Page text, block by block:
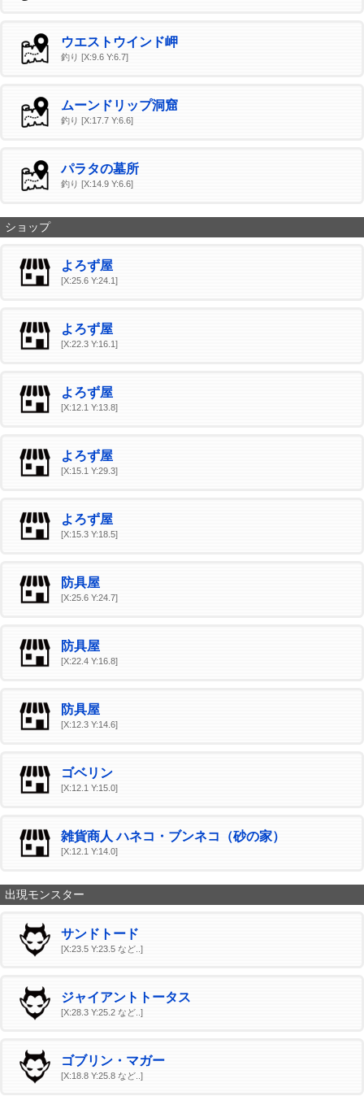
ウエストウインド岬
釣り [X:9.6 Y:6.7]
ムーンドリップ洞窟
釣り [X:17.7 Y:6.6]
パラタの墓所
釣り [X:14.9 Y:6.6]
ショップ
よろず屋
[X:25.6 Y:24.1]
よろず屋
[X:22.3 Y:16.1]
よろず屋
[X:12.1 Y:13.8]
よろず屋
[X:15.1 Y:29.3]
よろず屋
[X:15.3 Y:18.5]
防具屋
[X:25.6 Y:24.7]
防具屋
[X:22.4 Y:16.8]
防具屋
[X:12.3 Y:14.6]
ゴベリン
[X:12.1 Y:15.0]
雑貨商人 ハネコ・ブンネコ（砂の家）
[X:12.1 Y:14.0]
出現モンスター
サンドトード
[X:23.5 Y:23.5 など..]
ジャイアントトータス
[X:28.3 Y:25.2 など..]
ゴブリン・マガー
[X:18.8 Y:25.8 など..]